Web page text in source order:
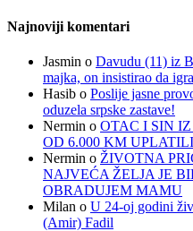
Najnoviji komentari
Jasmin o Davudu (11) iz
majka, on insistirao da igra
Hasib o Poslije jasne
oduzela srpske zastave!
Nermin o OTAC I SIN
OD 6.000 KM
Nermin o ŽIVOTNA
NAJVEĆA ŽELJA JE
OBRADUJEM MAMU
Milan o U 24-oj godini
(Amir) Fadil